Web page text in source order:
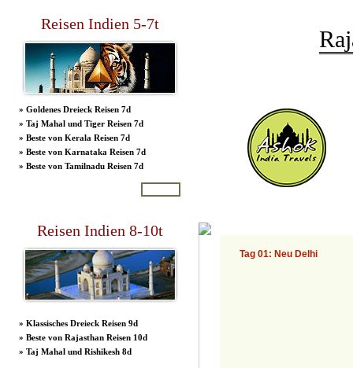
Reisen Indien 5-7t
» Goldenes Dreieck Reisen 7d
» Taj Mahal und Tiger Reisen 7d
» Beste von Kerala Reisen 7d
» Beste von Karnataka Reisen 7d
» Beste von Tamilnadu Reisen 7d
Reisen Indien 8-10t
» Klassisches Dreieck Reisen 9d
» Beste von Rajasthan Reisen 10d
» Taj Mahal und Rishikesh 8d